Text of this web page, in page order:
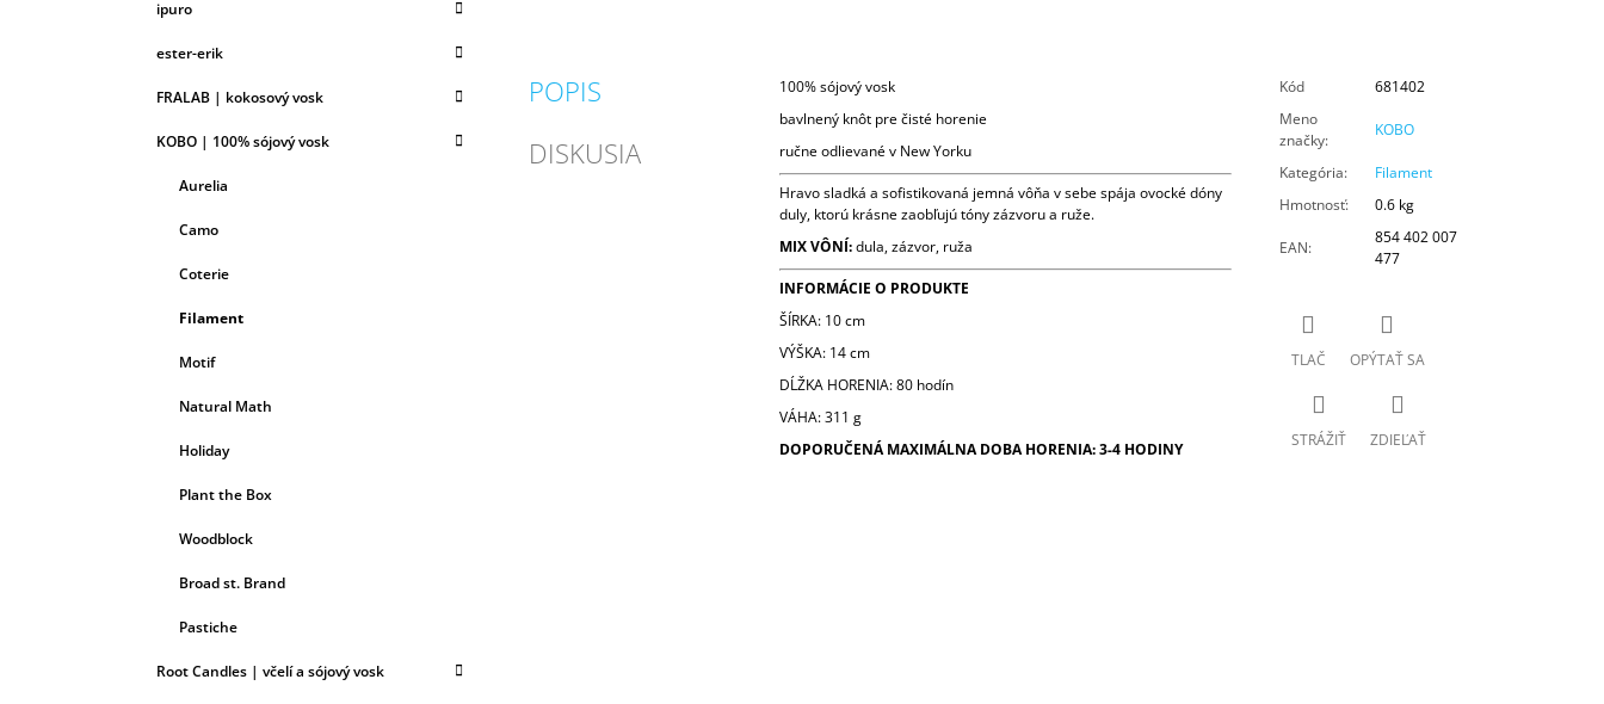
ipuro
ester-erik
FRALAB | kokosový vosk
KOBO | 100% sójový vosk
Aurelia
Camo
Coterie
Filament
Motif
Natural Math
Holiday
Plant the Box
Woodblock
Broad st. Brand
Pastiche
Root Candles | včelí a sójový vosk
POPIS
DISKUSIA
100% sójový vosk
bavlnený knôt pre čisté horenie
ručne odlievané v New Yorku
Hravo sladká a sofistikovaná jemná vôňa v sebe spája ovocké dóny
duly, ktorú krásne zaobľujú tóny zázvoru a ruže.
MIX VÔNÍ:dula, zázvor, ruža
INFORMÁCIE O PRODUKTE
ŠÍRKA: 10 cm
VÝŠKA: 14 cm
DĹŽKA HORENIA: 80 hodín
VÁHA: 311 g
DOPORUČENÁ MAXIMÁLNA DOBA HORENIA: 3-4 HODINY
Kód
681402
Meno
značky:
KOBO
Kategória:
Filament
Hmotnosť: 0.6 kg
EAN:
854 402 007
477
TLAČ OPÝTAŤ SA
STRÁŽIŤ ZDIEĽAŤ